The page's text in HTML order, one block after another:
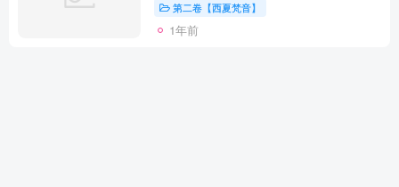
第二卷【西夏梵音】
1年前